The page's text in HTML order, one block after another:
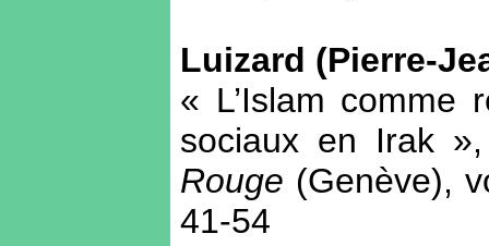
Luizard (Pierre-
« L’Islam comme
sociaux en Irak
Rouge (Genève),
41-54